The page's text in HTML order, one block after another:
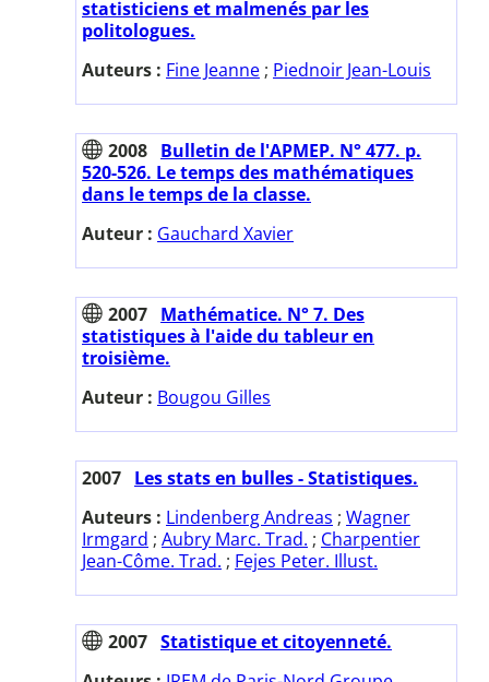
statisticiens et malmenés par les
politologues.
Auteurs : Fine Jeanne ; Piednoir Jean-Louis
2008 Bulletin de l'APMEP. N° 477. p.
520-526. Le temps des mathématiques
dans le temps de la classe.
Auteur : Gauchard Xavier
2007 Mathématice. N° 7. Des
statistiques à l'aide du tableur en
troisième.
Auteur : Bougou Gilles
2007 Les stats en bulles - Statistiques.
Auteurs : Lindenberg Andreas ; Wagner
Irmgard ; Aubry Marc. Trad. ; Charpentier
Jean-Côme. Trad. ; Fejes Peter. Illust.
2007 Statistique et citoyenneté.